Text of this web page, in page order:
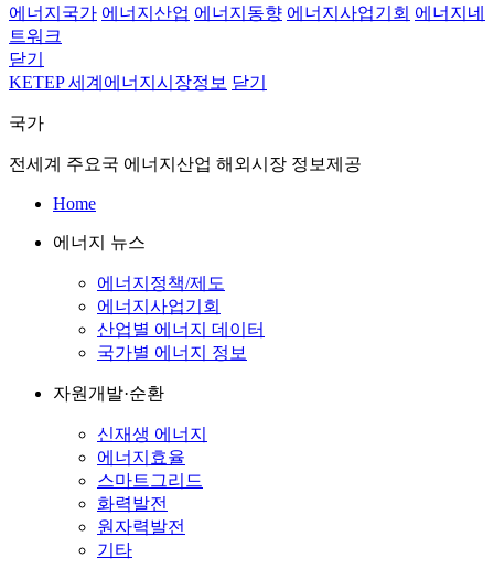
에너지국가 에너지산업 에너지동향 에너지사업기회 에너지네
트워크
닫기
KETEP 세계에너지시장정보 닫기
국가
전세계 주요국 에너지산업 해외시장 정보제공
Home
에너지 뉴스
에너지정책/제도
에너지사업기회
산업별 에너지 데이터
국가별 에너지 정보
자원개발·순환
신재생 에너지
에너지효율
스마트그리드
화력발전
원자력발전
기타